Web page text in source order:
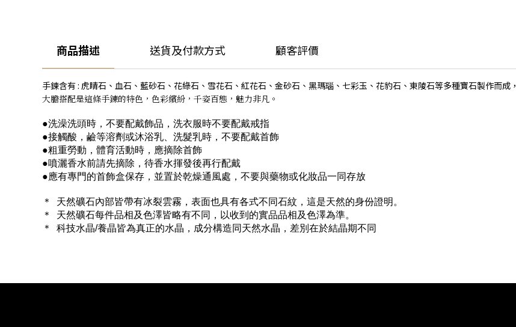
商品描述 送貨及付款方式 顧客評價
手鍊含有 : 虎睛石、血石、藍砂石、花綠石、雪花石、紅花石、金砂石、黑瑪瑙、七彩玉、花豹石、東陵石等多種寶石製作而成，
大膽搭配是這條手錬的特色，色彩繽紛，千姿百態，魅力非凡。
●洗澡洗頭時，不要配戴飾品，洗衣服時不要配戴戒指
●接觸酸，鹼等溶劑或沐浴乳、洗髮乳時，不要配戴首飾
●粗重勞動，體育活動時，應摘除首飾
●噴灑香水前請先摘除，待香水揮發後再行配戴
●應有專門的首飾盒保存，並置於乾燥通風處，不要與藥物或化妝品一同存放
＊ 天然礦石內部皆帶有冰裂雲霧，表面也具有各式不同石紋，這是天然的身份證明。
＊ 天然礦石每件品相及色澤皆略有不同，以收到的實品品相及色澤為準。
＊ 科技水晶/養晶皆為真正的水晶，成分構造同天然水晶，差別在於結晶期不同